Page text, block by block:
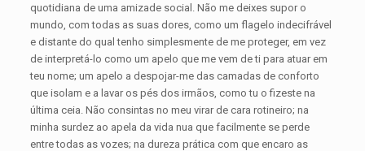
quotidiana de uma amizade social. Não me deixes supor o
mundo, com todas as suas dores, como um flagelo indecifrável
e distante do qual tenho simplesmente de me proteger, em vez
de interpretá-lo como um apelo que me vem de ti para atuar em
teu nome; um apelo a despojar-me das camadas de conforto
que isolam e a lavar os pés dos irmãos, como tu o fizeste na
última ceia. Não consintas no meu virar de cara rotineiro; na
minha surdez ao apela da vida nua que facilmente se perde
entre todas as vozes; na dureza prática com que encaro as